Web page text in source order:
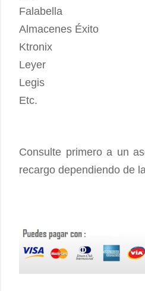
Falabella
Almacenes Éxito
Ktronix
Leyer
Legis
Etc.
Consulte primero a un
recargo dependiendo de